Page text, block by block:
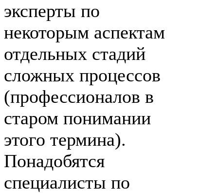
эксперты по
некоторым аспектам
отдельных стадий
сложных процессов
(профессионалов в
старом понимании
этого термина).
Понадобятся
специалисты по